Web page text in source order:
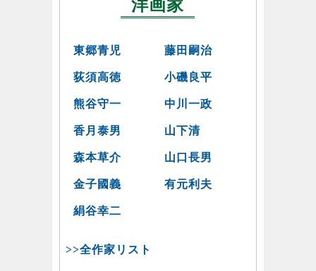
洋画家
東郷青児 藤田嗣治
荻須高徳 小磯良平
熊谷守一 中川一政
香月泰男 山下清
森本草介 山口長男
金子國義 有元利夫
絹谷幸二
>>全作家リスト